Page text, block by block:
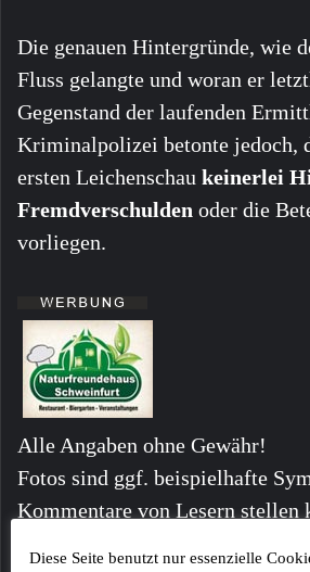
Die genauen Hintergründe, wie
Fluss gelangte und woran er
Gegenstand der laufenden
Kriminalpolizei betonte jedoch,
ersten Leichenschau keinerlei
Fremdverschulden oder die
vorliegen.
Alle Angaben ohne Gewähr!
Fotos sind ggf. beispielhafte
Kommentare von Lesern stellen
Diese Seite benutzt nur essenzielle